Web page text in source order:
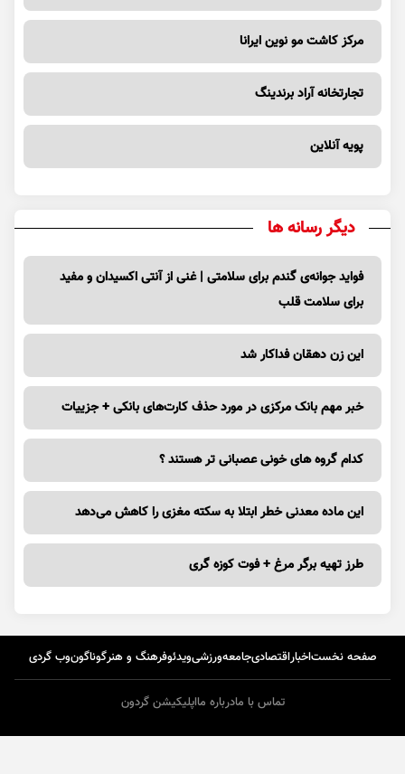
مرکز کاشت مو نوین ایرانا
تجارتخانه آراد برندینگ
پویه آنلاین
دیگر رسانه ها
فواید جوانه‌ی گندم برای سلامتی | غنی از آنتی اکسیدان و مفید
برای سلامت قلب
این زن دهقان فداکار شد
خبر مهم بانک مرکزی در مورد حذف کارت‌های بانکی + جزییات
کدام گروه های خونی عصبانی تر هستند ؟
این ماده معدنی خطر ابتلا به سکته مغزی را کاهش می‌دهد
طرز تهیه برگر مرغ + فوت کوزه گری
صفحه نخستاخباراقتصادیجامعهورزشیویدئوفرهنگ و هنرگوناگونوب گردی
تماس با مادرباره مااپلیکیشن گردون